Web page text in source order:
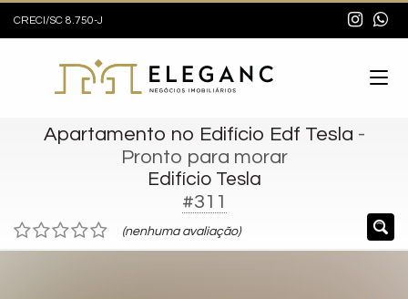
CRECI/SC 8.750-J
Apartamento no Edifício Edf Tesla -
Pronto para morar
Edifício Tesla
#311
(nenhuma avaliação)